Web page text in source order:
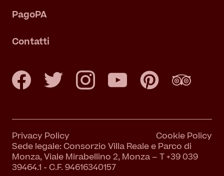
PagoPA
Contatti
Privacy Policy
Cookie Policy
Sede legale: Consorzio Villa Reale e Parco di
Monza, Viale Mirabellino 2, Monza – T +39 039
39464.1 - C.F. 94616340157